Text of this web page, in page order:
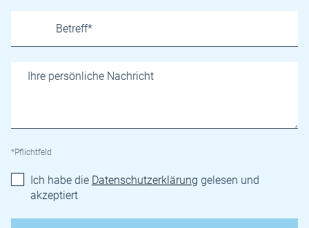
*Pflichtfeld
Ich habe die Datenschutzerklärung gelesen und
akzeptiert